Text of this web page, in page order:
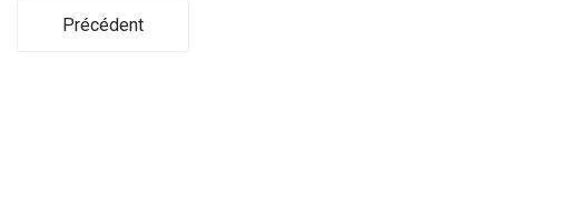
Précédent